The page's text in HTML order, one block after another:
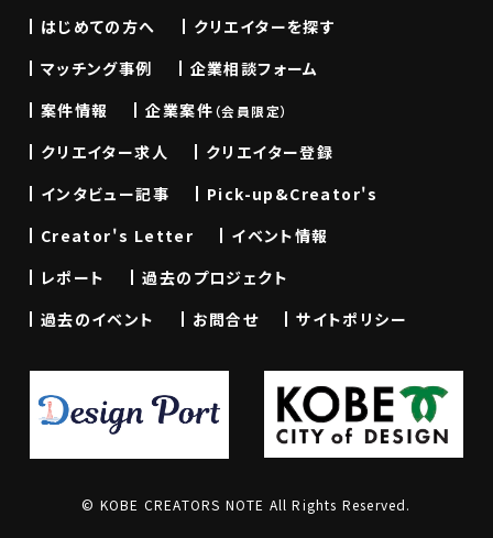
はじめての方へ
クリエイターを探す
マッチング事例
企業相談フォーム
案件情報
企業案件（会員限定）
クリエイター求人
クリエイター登録
インタビュー記事
Pick-up&Creator's
Creator's Letter
イベント情報
レポート
過去のプロジェクト
過去のイベント
お問合せ サイトポリシー
© KOBE CREATORS NOTE All Rights Reserved.